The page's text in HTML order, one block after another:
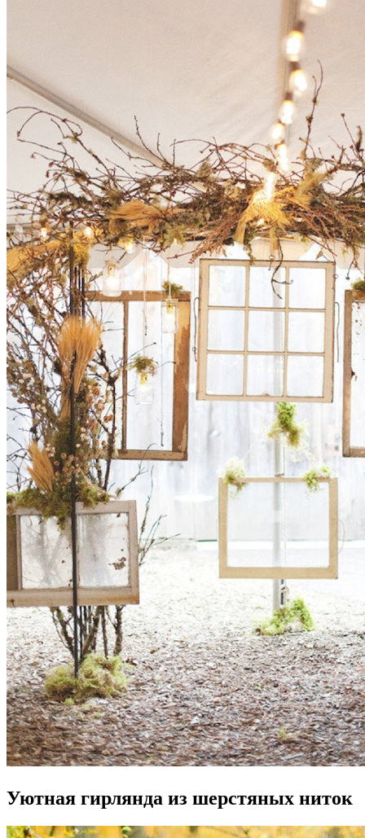
Уютная гирлянда из шерстяных ниток